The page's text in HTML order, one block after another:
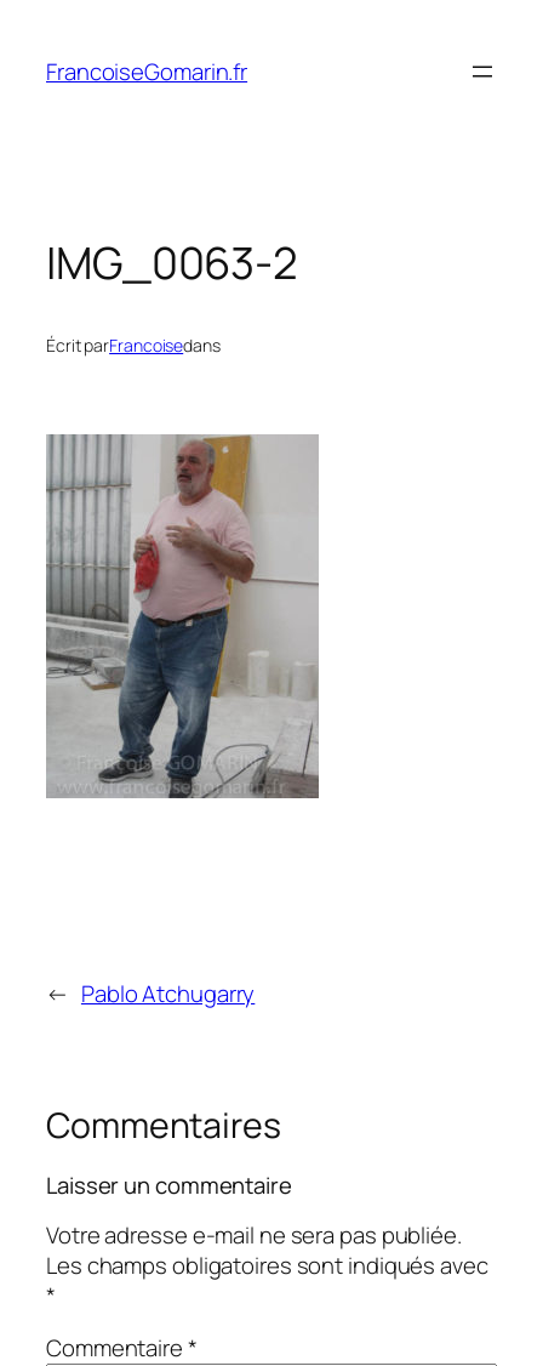
contenu
FrancoiseGomarin.fr
IMG_0063-2
Écrit parFrancoisedans
← Pablo Atchugarry
Commentaires
Laisser un commentaire
Votre adresse e-mail ne sera pas publiée.
Les champs obligatoires sont indiqués avec
*
Commentaire*